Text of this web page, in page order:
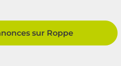
sur Roppe